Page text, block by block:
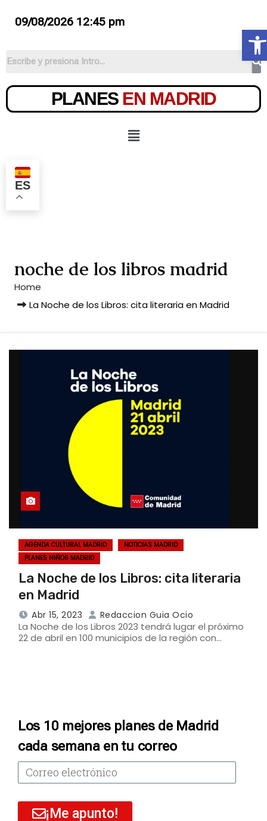
09/08/2026 12:45 pm
PLANES EN MADRID
ES
noche de los libros madrid
Home
La Noche de los Libros: cita literaria en Madrid
AGENDA CULTURAL MADRID
NOTICIAS MADRID
PLANES NIÑOS MADRID
La Noche de los Libros: cita literaria
en Madrid
Abr 15, 2023 Redaccion Guia Ocio
La Noche de los Libros 2023 tendrá lugar el próximo
22 de abril en 100 municipios de la región con…
Los 10 mejores planes de Madrid
cada semana en tu correo
¡Me apunto!